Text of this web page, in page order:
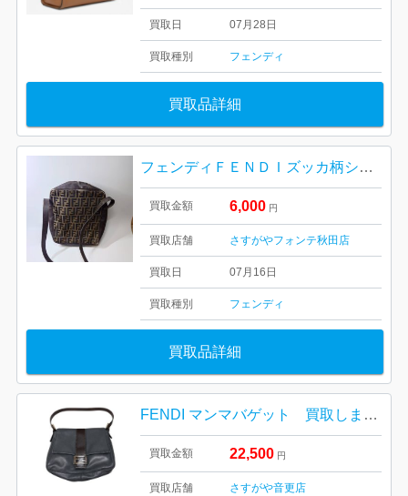
買取日 07月28日
買取種別 フェンディ
買取品詳細
フェンディＦＥＮＤＩズッカ柄ショルダーバッグ
買取金額 6,000 円
買取店舗 さすがやフォンテ秋田店
買取日 07月16日
買取種別 フェンディ
買取品詳細
FENDI マンマバゲット 買取しました！さすがや音更店
買取金額 22,500 円
買取店舗 さすがや音更店